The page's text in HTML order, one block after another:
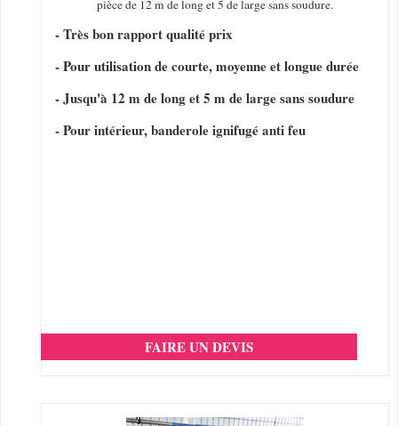
pièce de 12 m de long et 5 de large sans soudure.
- Très bon rapport qualité prix
- Pour utilisation de courte, moyenne et longue durée
- Jusqu'à 12 m de long et 5 m de large sans soudure
- Pour intérieur, banderole ignifugé anti feu
FAIRE UN DEVIS